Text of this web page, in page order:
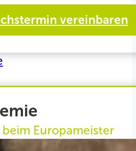
vereinbaren
beim Europameister